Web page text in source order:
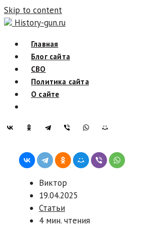
Skip to content
History-gun.ru
Главная
Блог сайта
СВО
Политика сайта
О сайте
Виктор
19.04.2025
Статьи
4 мин. чтения